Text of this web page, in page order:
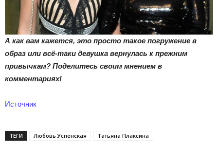
А как вам кажется, это просто такое погружение в
образ или всё-таки девушка вернулась к прежним
привычкам? Поделитесь своим мнением в
комментариях!
Источник
ТЕГИ Любовь Успенская Татьяна Плаксина